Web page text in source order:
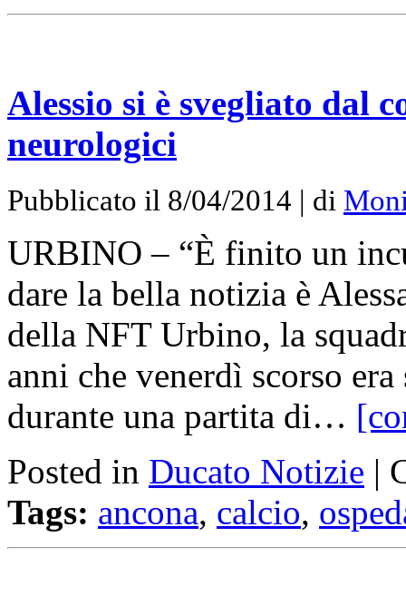
Alessio si è svegliato dal
neurologici
Pubblicato il 8/04/2014 | di
URBINO – “È finito un
dare la bella notizia è
della NFT Urbino, la
anni che venerdì scorso
durante una partita di…
Posted in Ducato Notizie |
Tags: ancona, calcio,